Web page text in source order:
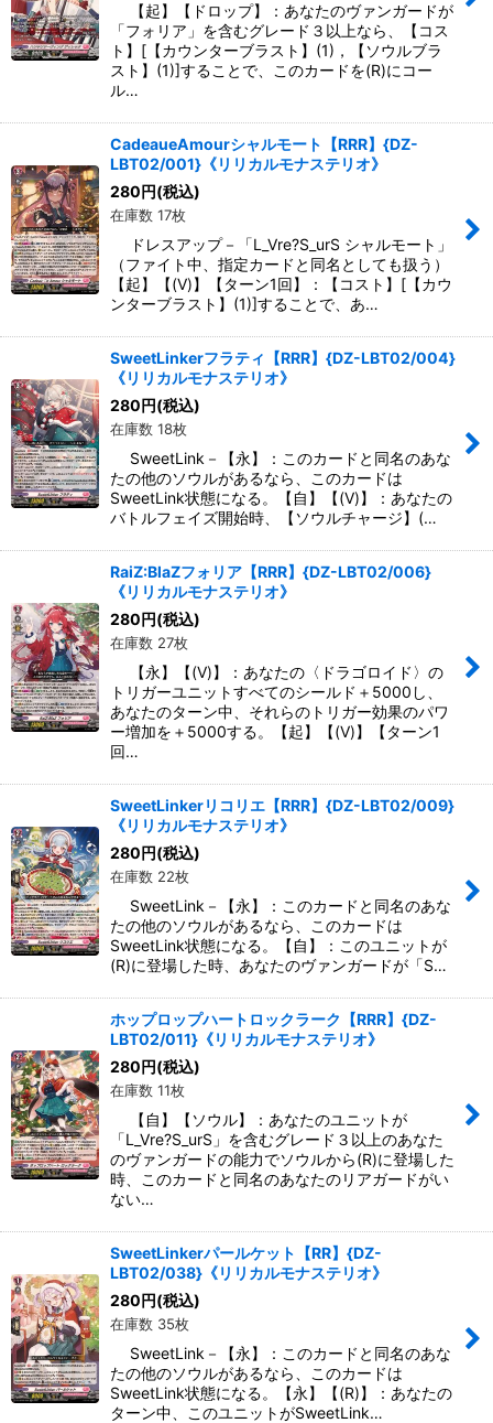
【起】【ドロップ】：あなたのヴァンガードが
「フォリア」を含むグレード３以上なら、【コス
ト】[【カウンターブラスト】(1)，【ソウルブラ
スト】(1)]することで、このカードを(R)にコー
ル…
CadeaueAmourシャルモート【RRR】{DZ-
LBT02/001}《リリカルモナステリオ》
280円(税込)
在庫数 17枚
ドレスアップ－「L_Vre?S_urS シャルモート」
（ファイト中、指定カードと同名としても扱う）
【起】【(V)】【ターン1回】：【コスト】[【カウ
ンターブラスト】(1)]することで、あ…
SweetLinkerフラティ【RRR】{DZ-LBT02/004}
《リリカルモナステリオ》
280円(税込)
在庫数 18枚
SweetLink－【永】：このカードと同名のあな
たの他のソウルがあるなら、このカードは
SweetLink状態になる。【自】【(V)】：あなたの
バトルフェイズ開始時、【ソウルチャージ】(…
RaiZ:BlaZフォリア【RRR】{DZ-LBT02/006}
《リリカルモナステリオ》
280円(税込)
在庫数 27枚
【永】【(V)】：あなたの〈ドラゴロイド〉の
トリガーユニットすべてのシールド＋5000し、
あなたのターン中、それらのトリガー効果のパワ
ー増加を＋5000する。【起】【(V)】【ターン1
回…
SweetLinkerリコリエ【RRR】{DZ-LBT02/009}
《リリカルモナステリオ》
280円(税込)
在庫数 22枚
SweetLink－【永】：このカードと同名のあな
たの他のソウルがあるなら、このカードは
SweetLink状態になる。【自】：このユニットが
(R)に登場した時、あなたのヴァンガードが「S…
ホップロップハートロックラーク【RRR】{DZ-
LBT02/011}《リリカルモナステリオ》
280円(税込)
在庫数 11枚
【自】【ソウル】：あなたのユニットが
「L_Vre?S_urS」を含むグレード３以上のあなた
のヴァンガードの能力でソウルから(R)に登場した
時、このカードと同名のあなたのリアガードがい
ない…
SweetLinkerパールケット【RR】{DZ-
LBT02/038}《リリカルモナステリオ》
280円(税込)
在庫数 35枚
SweetLink－【永】：このカードと同名のあな
たの他のソウルがあるなら、このカードは
SweetLink状態になる。【永】【(R)】：あなたの
ターン中、このユニットがSweetLink…